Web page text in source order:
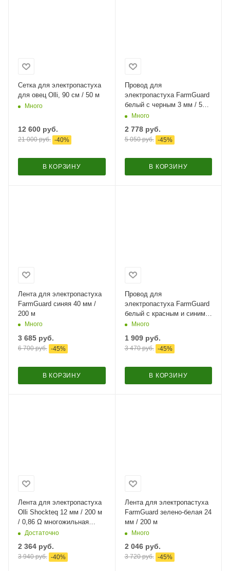
Сетка для электропастуха
для овец Olli, 90 см / 50 м
Много
12 600 руб.
21 000руб. -40%
В КОРЗИНУ
Провод для
электропастуха FarmGuard
белый с черным 3 мм / 500
м / 5x0,2 мм SS+1х0,2 мм
Много
2 778руб.
5 050руб. -45%
В КОРЗИНУ
Лента для электропастуха
FarmGuard синяя 40 мм /
200 м
Много
3 685 руб.
6 700руб. -45%
В КОРЗИНУ
Провод для
электропастуха FarmGuard
белый с красным и синим
2,5 мм / 500 м / 3х0,3 мм
Много
1 909руб.
3 470руб. -45%
В КОРЗИНУ
Лента для электропастуха
Olli Shockteq 12 мм / 200 м
/ 0,86 Ω многожильная
зеленая
Достаточно
2 364 руб.
3 940руб. -40%
Лента для электропастуха
FarmGuard зелено-белая 24
мм / 200 м
Много
2 046руб.
3 720руб. -45%